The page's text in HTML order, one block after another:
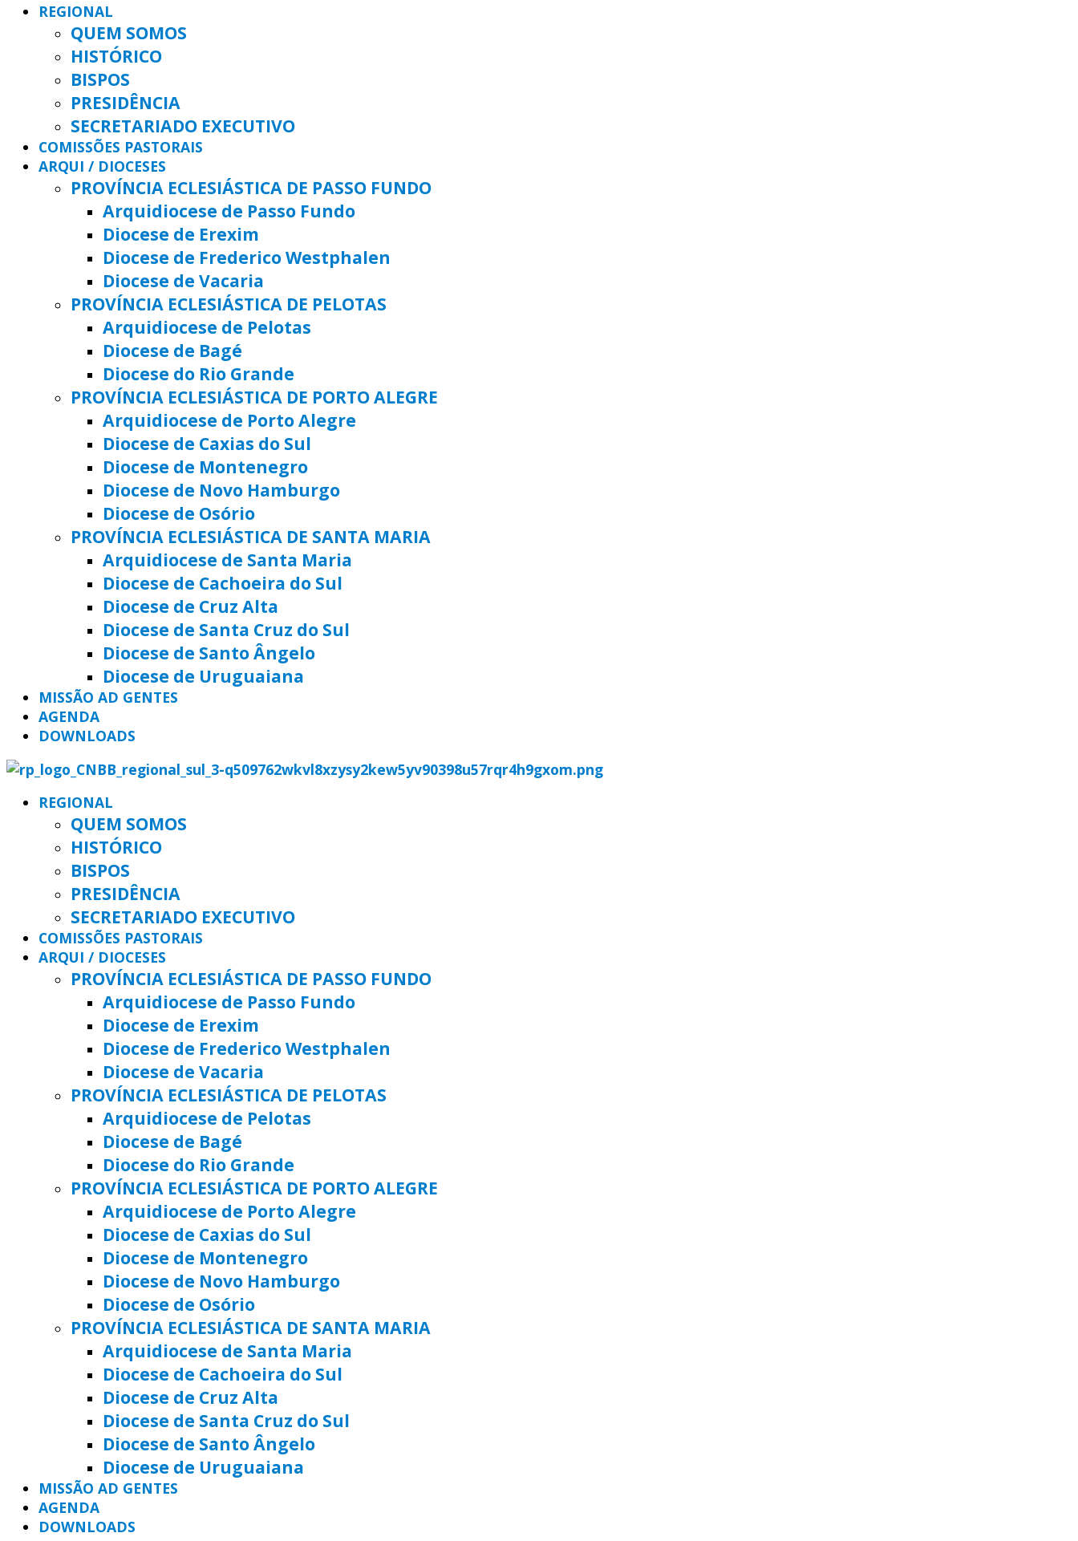
REGIONAL
QUEM SOMOS
HISTÓRICO
BISPOS
PRESIDÊNCIA
SECRETARIADO EXECUTIVO
COMISSÕES PASTORAIS
ARQUI / DIOCESES
PROVÍNCIA ECLESIÁSTICA DE PASSO FUNDO
Arquidiocese de Passo Fundo
Diocese de Erexim
Diocese de Frederico Westphalen
Diocese de Vacaria
PROVÍNCIA ECLESIÁSTICA DE PELOTAS
Arquidiocese de Pelotas
Diocese de Bagé
Diocese do Rio Grande
PROVÍNCIA ECLESIÁSTICA DE PORTO ALEGRE
Arquidiocese de Porto Alegre
Diocese de Caxias do Sul
Diocese de Montenegro
Diocese de Novo Hamburgo
Diocese de Osório
PROVÍNCIA ECLESIÁSTICA DE SANTA MARIA
Arquidiocese de Santa Maria
Diocese de Cachoeira do Sul
Diocese de Cruz Alta
Diocese de Santa Cruz do Sul
Diocese de Santo Ângelo
Diocese de Uruguaiana
MISSÃO AD GENTES
AGENDA
DOWNLOADS
REGIONAL
QUEM SOMOS
HISTÓRICO
BISPOS
PRESIDÊNCIA
SECRETARIADO EXECUTIVO
COMISSÕES PASTORAIS
ARQUI / DIOCESES
PROVÍNCIA ECLESIÁSTICA DE PASSO FUNDO
Arquidiocese de Passo Fundo
Diocese de Erexim
Diocese de Frederico Westphalen
Diocese de Vacaria
PROVÍNCIA ECLESIÁSTICA DE PELOTAS
Arquidiocese de Pelotas
Diocese de Bagé
Diocese do Rio Grande
PROVÍNCIA ECLESIÁSTICA DE PORTO ALEGRE
Arquidiocese de Porto Alegre
Diocese de Caxias do Sul
Diocese de Montenegro
Diocese de Novo Hamburgo
Diocese de Osório
PROVÍNCIA ECLESIÁSTICA DE SANTA MARIA
Arquidiocese de Santa Maria
Diocese de Cachoeira do Sul
Diocese de Cruz Alta
Diocese de Santa Cruz do Sul
Diocese de Santo Ângelo
Diocese de Uruguaiana
MISSÃO AD GENTES
AGENDA
DOWNLOADS